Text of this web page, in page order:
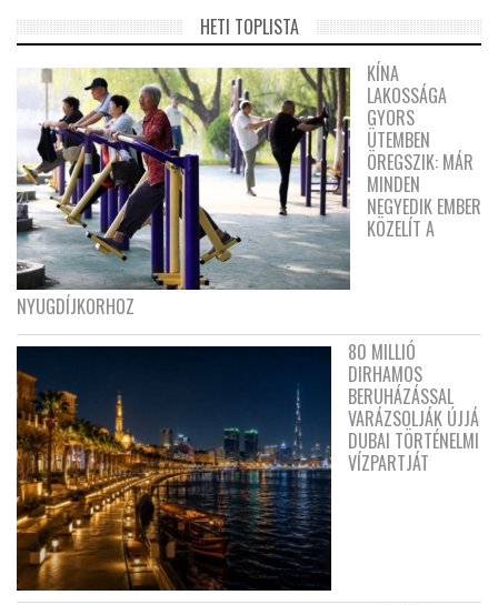
HETI TOPLISTA
KÍNA
LAKOSSÁGA
GYORS
ÜTEMBEN
ÖREGSZIK: MÁR
MINDEN
NEGYEDIK EMBER
KÖZELÍT A
NYUGDÍJKORHOZ
80 MILLIÓ
DIRHAMOS
BERUHÁZÁSSAL
VARÁZSOLJÁK ÚJJÁ
DUBAI TÖRTÉNELMI
VÍZPARTJÁT